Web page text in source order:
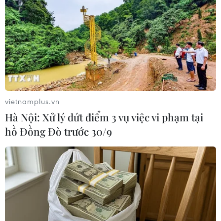
Đại sứ Việt Nam tại Brazil Phạm Thị Kim Hoa tặng quà cho ông
Ronaldo Caiado, Thống đốc bang Goiás. (Ảnh: TTXVN phát)
vietnamplus.vn
Hà Nội: Xử lý dứt điểm 3 vụ việc vi phạm tại
hồ Đồng Đò trước 30/9